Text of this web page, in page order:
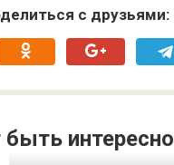
с друзьями:
интересно